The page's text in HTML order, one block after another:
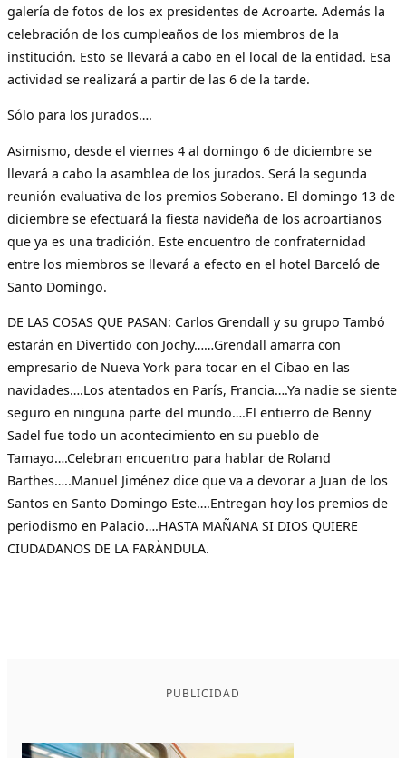
galería de fotos de los ex presidentes de Acroarte. Además la
celebración de los cumpleaños de los miembros de la
institución. Esto se llevará a cabo en el local de la entidad. Esa
actividad se realizará a partir de las 6 de la tarde.
Sólo para los jurados….
Asimismo, desde el viernes 4 al domingo 6 de diciembre se
llevará a cabo la asamblea de los jurados. Será la segunda
reunión evaluativa de los premios Soberano. El domingo 13 de
diciembre se efectuará la fiesta navideña de los acroartianos
que ya es una tradición. Este encuentro de confraternidad
entre los miembros se llevará a efecto en el hotel Barceló de
Santo Domingo.
DE LAS COSAS QUE PASAN: Carlos Grendall y su grupo Tambó
estarán en Divertido con Jochy……Grendall amarra con
empresario de Nueva York para tocar en el Cibao en las
navidades….Los atentados en París, Francia….Ya nadie se siente
seguro en ninguna parte del mundo….El entierro de Benny
Sadel fue todo un acontecimiento en su pueblo de
Tamayo….Celebran encuentro para hablar de Roland
Barthes…..Manuel Jiménez dice que va a devorar a Juan de los
Santos en Santo Domingo Este….Entregan hoy los premios de
periodismo en Palacio….HASTA MAÑANA SI DIOS QUIERE
CIUDADANOS DE LA FARÀNDULA.
PUBLICIDAD